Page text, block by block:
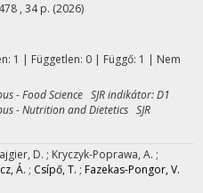
, 34 p. (2026)
1 | Független: 0 | Függő: 1 | Nem
- Food Science SJR indikátor: D1
- Nutrition and Dietetics SJR
D. ; Kryczyk-Poprawa, A. ;
Á. ; Csípő, T. ; Fazekas-Pongor, V.